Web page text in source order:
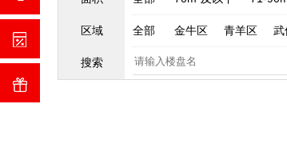
区域
搜索
全部 金牛区 青羊区 武